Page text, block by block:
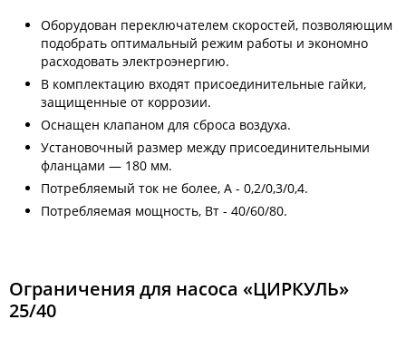
Оборудован переключателем скоростей, позволяющим
подобрать оптимальный режим работы и экономно
расходовать электроэнергию.
В комплектацию входят присоединительные гайки,
защищенные от коррозии.
Оснащен клапаном для сброса воздуха.
Установочный размер между присоединительными
фланцами — 180 мм.
Потребляемый ток не более, А - 0,2/0,3/0,4.
Потребляемая мощность, Вт - 40/60/80.
Ограничения для насоса «ЦИРКУЛЬ»
25/40